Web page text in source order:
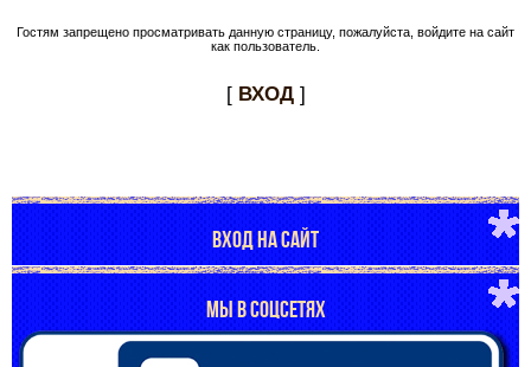
Гостям запрещено просматривать данную страницу, пожалуйста, войдите на сайт
как пользователь.
[ ВХОД]
ВХОД НА САЙТ
МЫ В СОЦСЕТЯХ